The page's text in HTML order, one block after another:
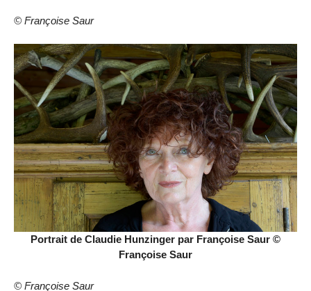
© Françoise Saur
Portrait de Claudie Hunzinger par Françoise Saur ©
Françoise Saur
© Françoise Saur